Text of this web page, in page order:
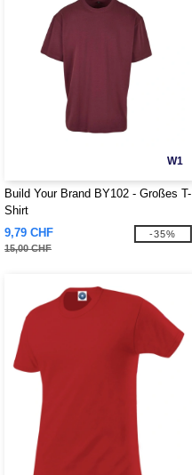
W1
Build Your Brand BY102 - Großes T-
Shirt
9,79 CHF
15,00 CHF
-35%